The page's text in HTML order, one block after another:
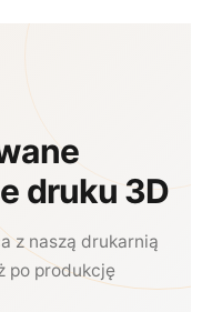
druku 3D
z naszą drukarnią
po produkcję